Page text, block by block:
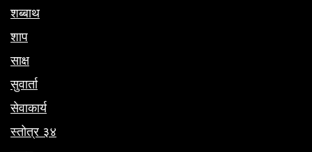
शब्बाथ
शाप
साक्ष
सुवार्ता
सेवाकार्य
स्तोत्र ३४